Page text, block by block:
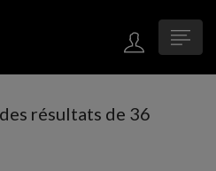
des résultats de 36